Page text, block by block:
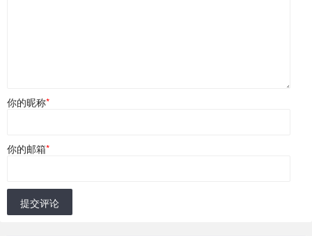
你的昵称*
你的邮箱*
提交评论